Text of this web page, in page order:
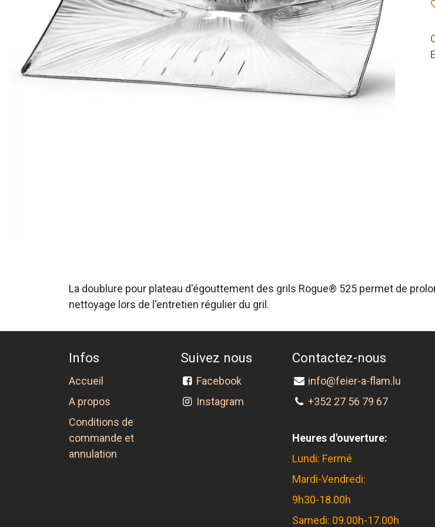
La doublure pour plateau d'égouttement des grils Rogue® 525 permet de
nettoyage lors de l'entretien régulier du gril.
Infos
Accueil
A propos
Conditions de
commande et
annulation
Suivez nous
Facebook
Instagram
Contactez-nous
info@feier-a-flam.lu
+352 27 56 79 67
Heures d'ouverture:
Lundi: Fermé
Mardi-Vendredi:
9h30-18.00h
Samedi: 09.00h-17.00h